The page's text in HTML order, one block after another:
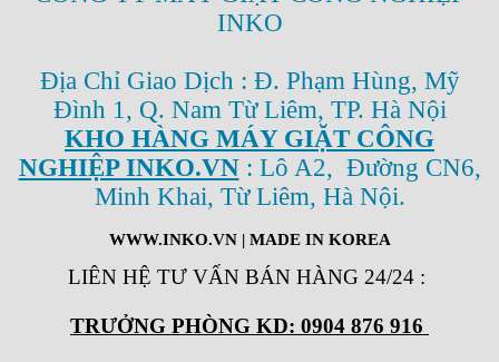
INKO
Địa Chỉ Giao Dịch : Đ. Phạm Hùng, Mỹ
Đình 1, Q. Nam Từ Liêm, TP. Hà Nội
KHO HÀNG MÁY GIẶT CÔNG
NGHIỆP INKO.VN: Lô A2, Đường CN6,
Minh Khai, Từ Liêm, Hà Nội.
WWW.INKO.VN| MADE IN KOREA
LIÊN HỆ TƯ VẤN BÁN HÀNG 24/24 :
TRƯỞNG PHÒNG KD: 0904 876 916